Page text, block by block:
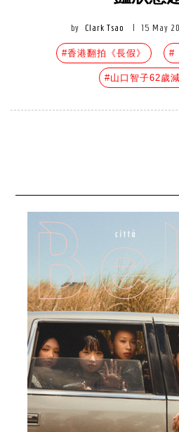
by Clark Tsao 15 May
#香港翻拍《長假》 #
#山口智子62歲